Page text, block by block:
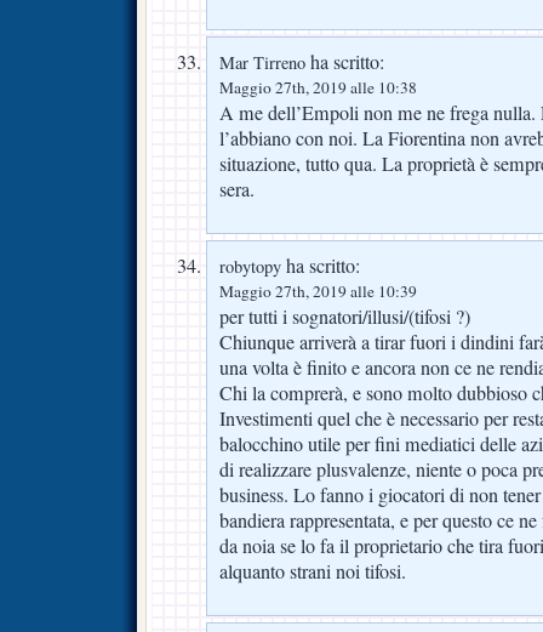
Mar Tirreno ha scritto:
Maggio 27th, 2019 alle 10:38
A me dell’Empoli non me ne frega nulla.
l’abbiano con noi. La Fiorentina non
situazione, tutto qua. La proprietà è
sera.
robytopy ha scritto:
Maggio 27th, 2019 alle 10:39
per tutti i sognatori/illusi/(tifosi ?)
Chiunque arriverà a tirar fuori i dindini
una volta è finito e ancora non ce ne
Chi la comprerà, e sono molto dubbioso
Investimenti quel che è necessario per
balocchino utile per fini mediatici delle
di realizzare plusvalenze, niente o poca
business. Lo fanno i giocatori di non
bandiera rappresentata, e per questo ce
da noia se lo fa il proprietario che tira
alquanto strani noi tifosi.